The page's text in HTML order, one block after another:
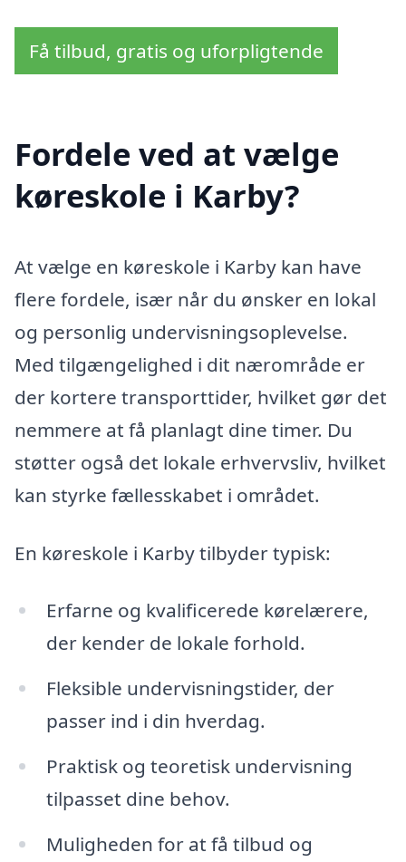
Få tilbud, gratis og uforpligtende
Fordele ved at vælge
køreskole i Karby?
At vælge en køreskole i Karby kan have
flere fordele, især når du ønsker en lokal
og personlig undervisningsoplevelse.
Med tilgængelighed i dit nærområde er
der kortere transporttider, hvilket gør det
nemmere at få planlagt dine timer. Du
støtter også det lokale erhvervsliv, hvilket
kan styrke fællesskabet i området.
En køreskole i Karby tilbyder typisk:
Erfarne og kvalificerede kørelærere,
der kender de lokale forhold.
Fleksible undervisningstider, der
passer ind i din hverdag.
Praktisk og teoretisk undervisning
tilpasset dine behov.
Muligheden for at få tilbud og